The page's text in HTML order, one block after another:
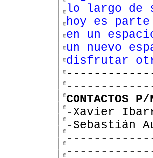
lo largo de
hoy es
en un
un nuevo
disfrutar
CONTACTOS P/
-Xavier
-Sebastián